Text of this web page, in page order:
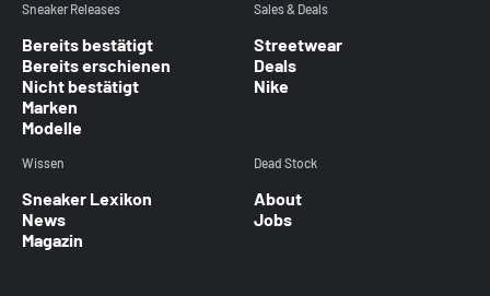
Sneaker Releases
Bereits bestätigt
Bereits erschienen
Nicht bestätigt
Marken
Modelle
Sales & Deals
Streetwear
Deals
Nike
Wissen
Sneaker Lexikon
News
Magazin
Dead Stock
About
Jobs